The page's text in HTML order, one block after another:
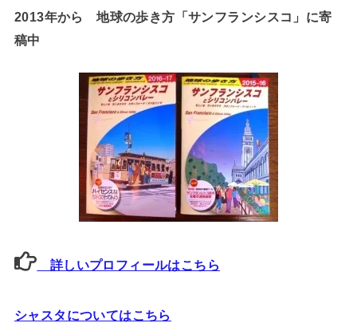
2013年から 地球の歩き方「サンフランシスコ」に寄
稿中
詳しいプロフィールはこちら
シャスタについてはこちら